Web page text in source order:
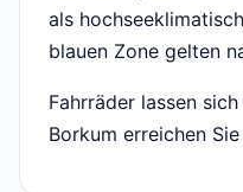
als
blauen Zone gelten
Fahrräder lassen
Borkum erreichen